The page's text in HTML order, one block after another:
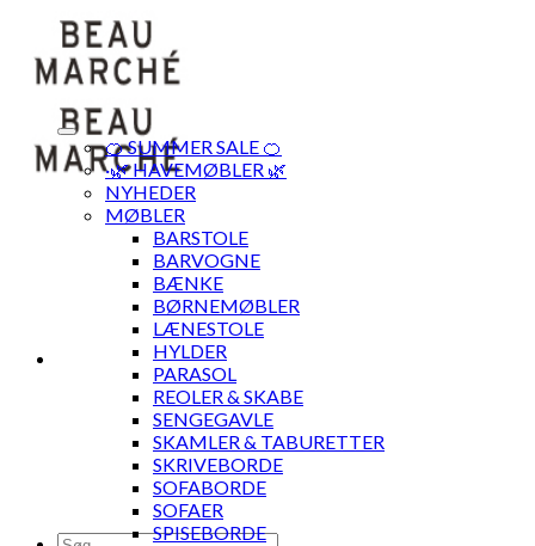
content
🍊 SUMMER SALE 🍊
·🌿 HAVEMØBLER 🌿
NYHEDER
MØBLER
BARSTOLE
BARVOGNE
BÆNKE
BØRNEMØBLER
LÆNESTOLE
HYLDER
PARASOL
REOLER & SKABE
SENGEGAVLE
SKAMLER & TABURETTER
SKRIVEBORDE
SOFABORDE
SOFAER
SPISEBORDE